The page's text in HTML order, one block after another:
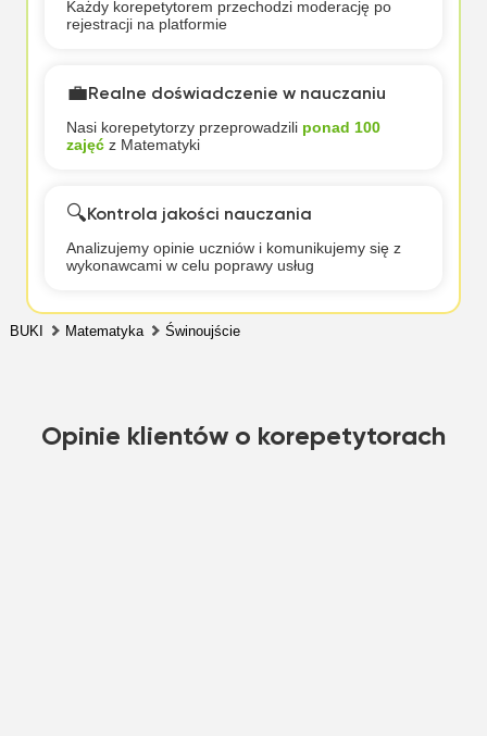
Każdy korepetytorem przechodzi moderację po
rejestracji na platformie
💼Realne doświadczenie w nauczaniu
Nasi korepetytorzy przeprowadzili ponad 100
zajęćz Matematyki
🔍Kontrola jakości nauczania
Analizujemy opinie uczniów i komunikujemy się z
wykonawcami w celu poprawy usług
BUKI Matematyka Świnoujście
Opinie klientów o korepetytorach